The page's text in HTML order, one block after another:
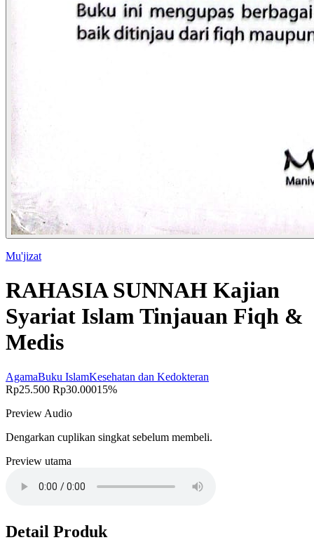
Mu'jizat
RAHASIA SUNNAH Kajian
Syariat Islam Tinjauan Fiqh &
Medis
AgamaBuku IslamKesehatan dan Kedokteran
Rp25.500 Rp30.00015%
Preview Audio
Dengarkan cuplikan singkat sebelum membeli.
Preview utama
Detail Produk